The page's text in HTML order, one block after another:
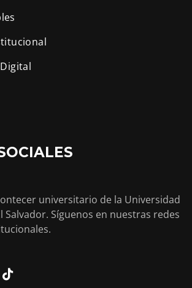
universitario de la Universidad
Salvador. Síguenos en nuestras redes